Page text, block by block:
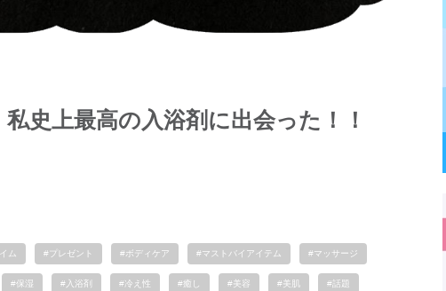
私史上最高の入浴剤に出会った！！
ム #プレゼント #ボディケア #マストバイアイテム #マッサージ
#保湿 #入浴剤 #冷え性 #癒し #美容 #美肌 #話題